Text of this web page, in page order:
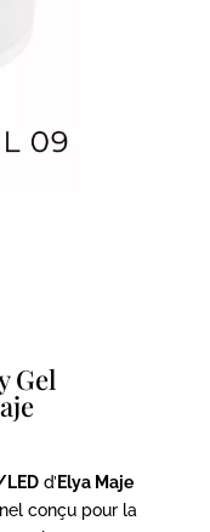
Gel
d’ Elya Maje
conçu pour la